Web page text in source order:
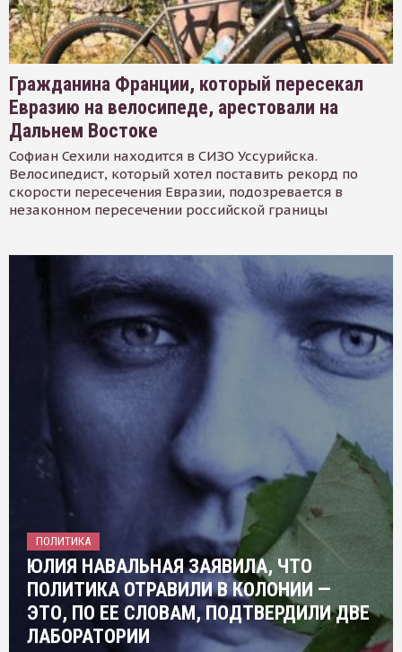
Гражданина Франции, который пересекал
Евразию на велосипеде, арестовали на
Дальнем Востоке
Софиан Сехили находится в СИЗО Уссурийска.
Велосипедист, который хотел поставить рекорд по
скорости пересечения Евразии, подозревается в
незаконном пересечении российской границы
ПОЛИТИКА
ЮЛИЯ НАВАЛЬНАЯ ЗАЯВИЛА, ЧТО
ПОЛИТИКА ОТРАВИЛИ В КОЛОНИИ —
ЭТО, ПО ЕЕ СЛОВАМ, ПОДТВЕРДИЛИ ДВЕ
ЛАБОРАТОРИИ